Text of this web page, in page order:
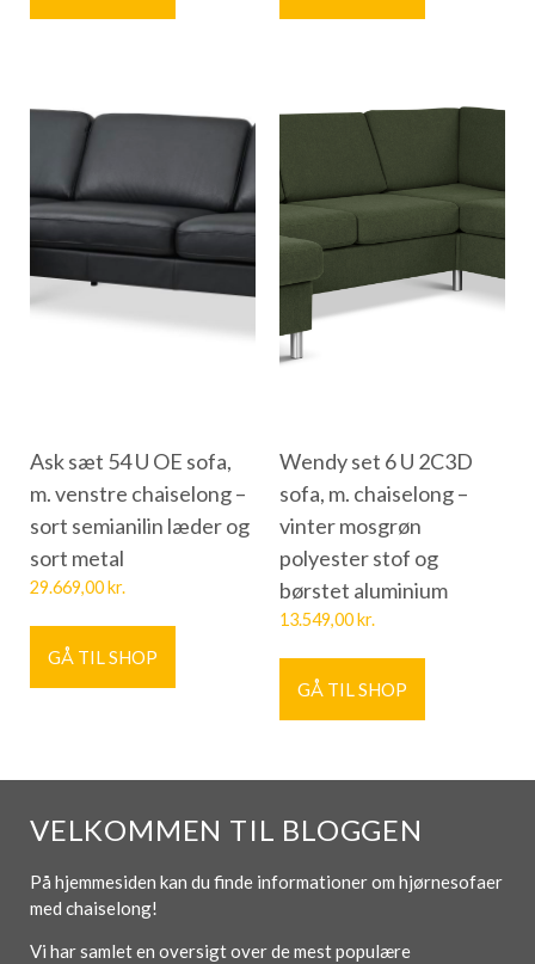
Ask sæt 54 U OE sofa,
m. venstre chaiselong –
sort semianilin læder og
sort metal
29.669,00kr.
GÅ TIL SHOP
Wendy set 6 U 2C3D
sofa, m. chaiselong –
vinter mosgrøn
polyester stof og
børstet aluminium
13.549,00kr.
GÅ TIL SHOP
VELKOMMEN TIL BLOGGEN
På hjemmesiden kan du finde informationer om hjørnesofaer
med chaiselong!
Vi har samlet en oversigt over de mest populære